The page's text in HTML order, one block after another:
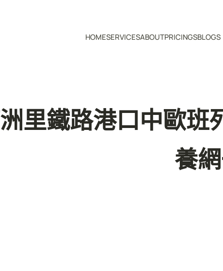
HOMESERVICESABOUTPRICINGSBLOGS
里鐵路港口中歐班
養